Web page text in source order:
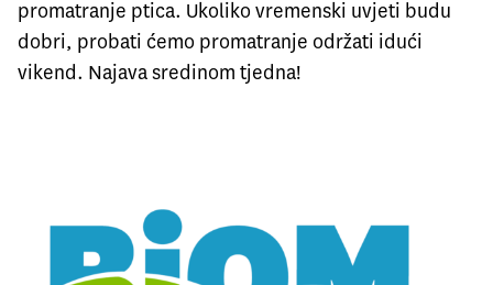
promatranje ptica. Ukoliko vremenski uvjeti budu
dobri, probati ćemo promatranje održati idući
vikend. Najava sredinom tjedna!